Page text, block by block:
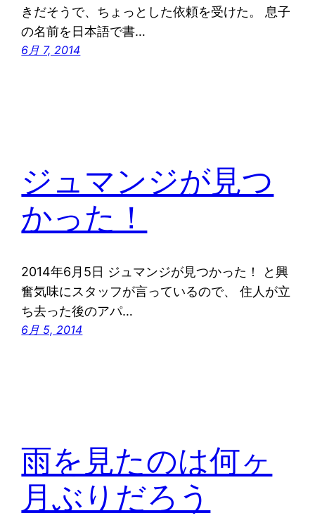
きだそうで、ちょっとした依頼を受けた。 息子
の名前を日本語で書…
6月 7, 2014
ジュマンジが見つ
かった！
2014年6月5日 ジュマンジが見つかった！ と興
奮気味にスタッフが言っているので、 住人が立
ち去った後のアパ…
6月 5, 2014
雨を見たのは何ヶ
月ぶりだろう